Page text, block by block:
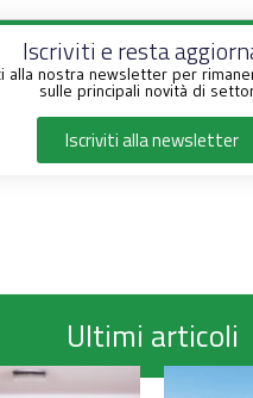
Iscriviti e resta
alla nostra newsletter per
sulle principali novità di
Iscriviti alla newsletter
Ultimi articoli